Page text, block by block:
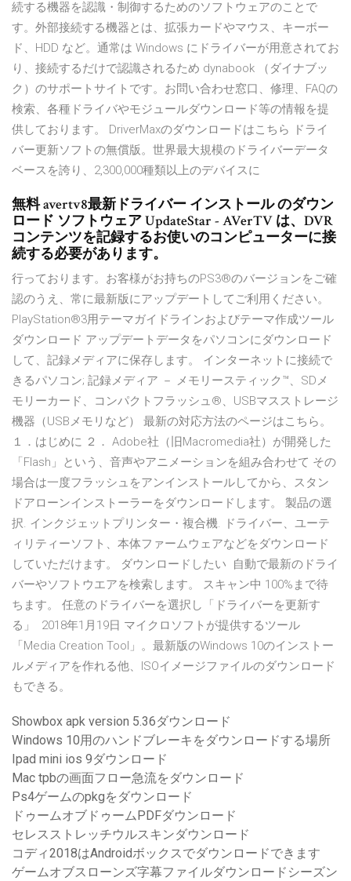
続する機器を認識・制御するためのソフトウェアのことで
す。外部接続する機器とは、拡張カードやマウス、キーボー
ド、HDD など。通常は Windows にドライバーが用意されてお
り、接続するだけで認識されるため dynabook （ダイナブッ
ク）のサポートサイトです。お問い合わせ窓口、修理、FAQの
検索、各種ドライバやモジュールダウンロード等の情報を提
供しております。 DriverMaxのダウンロードはこちら ドライ
バー更新ソフトの無償版。世界最大規模のドライバーデータ
ベースを誇り、2,300,000種類以上のデバイスに
無料 avertv8最新ドライバー インストール のダウン
ロード ソフトウェア UpdateStar - AVerTV は、DVR
コンテンツを記録するお使いのコンピューターに接
続する必要があります。
行っております。お客様がお持ちのPS3®のバージョンをご確
認のうえ、常に最新版にアップデートしてご利用ください。
PlayStation®3用テーマガイドラインおよびテーマ作成ツール
ダウンロード アップデートデータをパソコンにダウンロード
して、記録メディアに保存します。 インターネットに接続で
きるパソコン; 記録メディア － メモリースティック™、SDメ
モリーカード、コンパクトフラッシュ®、USBマスストレージ
機器（USBメモリなど） 最新の対応方法のページはこちら。
１．はじめに ２． Adobe社（旧Macromedia社）が開発した
「Flash」という、音声やアニメーションを組み合わせて その
場合は一度フラッシュをアンインストールしてから、スタン
ドアローンインストーラーをダウンロードします。 製品の選
択. インクジェットプリンター・複合機. ドライバー、ユーテ
ィリティーソフト、本体ファームウェアなどをダウンロード
していただけます。 ダウンロードしたい 自動で最新のドライ
バーやソフトウエアを検索します。 スキャン中 100%まで待
ちます。 任意のドライバーを選択し「ドライバーを更新す
る」 2018年1月19日 マイクロソフトが提供するツール
「Media Creation Tool」。最新版のWindows 10のインストー
ルメディアを作れる他、ISOイメージファイルのダウンロード
もできる。
Showbox apk version 5.36ダウンロード
Windows 10用のハンドブレーキをダウンロードする場所
Ipad mini ios 9ダウンロード
Mac tpbの画面フロー急流をダウンロード
Ps4ゲームのpkgをダウンロード
ドゥームオブドゥームPDFダウンロード
セレスストレッチウルスキンダウンロード
コディ2018はAndroidボックスでダウンロードできます
ゲームオブスローンズ字幕ファイルダウンロードシーズン